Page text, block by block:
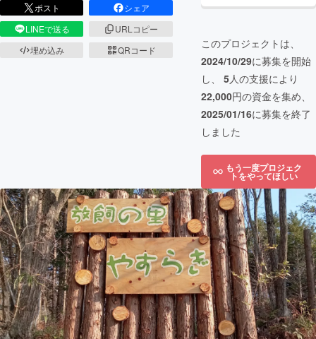
ポスト
シェア
LINEで送る
URLコピー
埋め込み
QRコード
このプロジェクトは、
2024/10/29に募集を開始
し、 5人の支援により
22,000円の資金を集め、
2025/01/16に募集を終了
しました
もう一度プロジェク
トをやってほしい